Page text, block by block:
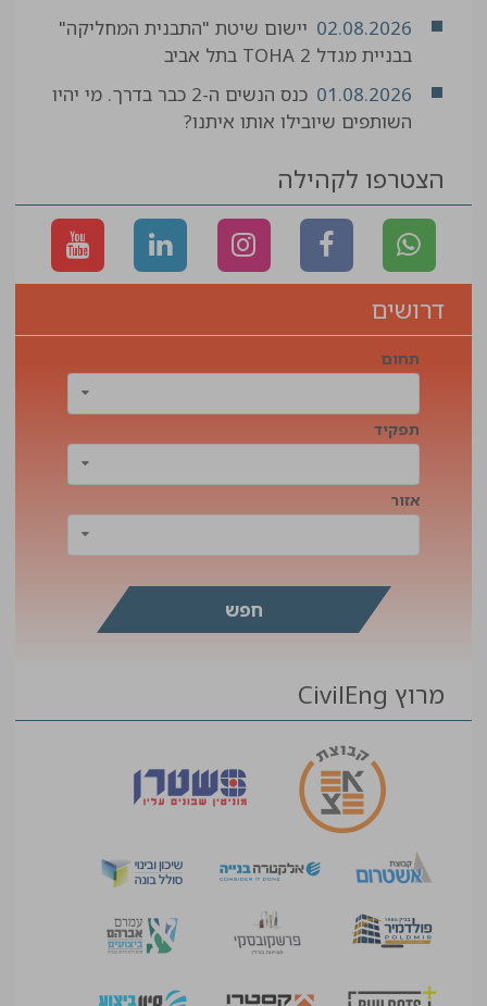
02.08.2026 יישום שיטת "התבנית המחליקה"
בבניית מגדל TOHA 2 בתל אביב
01.08.2026
כנס הנשים ה-2 כבר בדרך. מי יהיו
השותפים שיובילו אותו איתנו?
הצטרפו לקהילה
דרושים
תחום
תפקיד
אזור
מרוץ CivilEng